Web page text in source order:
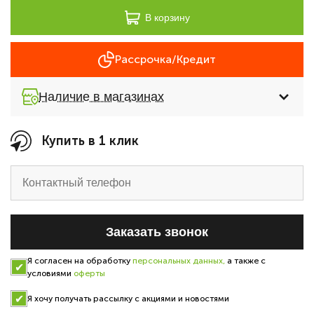
Наличие в магазинах
В корзину
Рассрочка/Кредит
Купить в 1 клик
Заказать звонок
Я согласен на обработку персональных данных, а также с
условиями оферты
Я хочу получать рассылку с акциями и новостями